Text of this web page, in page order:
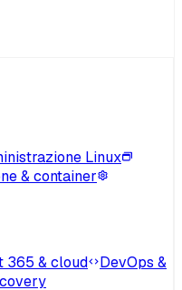
Linux
& container
365 & cloud
DevOps &